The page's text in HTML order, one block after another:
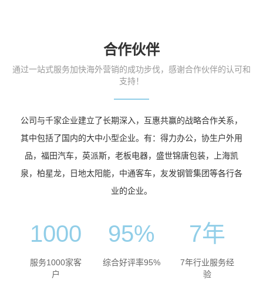
合作伙伴
通过一站式服务加快海外营销的成功步伐，感谢合作伙伴的认可和
支持！
公司与千家企业建立了长期深入，互惠共赢的战略合作关系，
其中包括了国内的大中小型企业。有：得力办公，协生户外用
品，福田汽车，英派斯，老板电器，盛世锦唐包装，上海凯
泉，柏星龙，日地太阳能，中通客车，友发钢管集团等各行各
业的企业。
1000
服务1000家客
户
95%
综合好评率95%
7年
7年行业服务经
验